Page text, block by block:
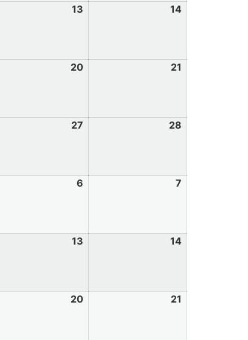
13 14
20 21
27 28
6 7
13 14
20 21